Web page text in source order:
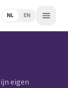
NL EN
eigen